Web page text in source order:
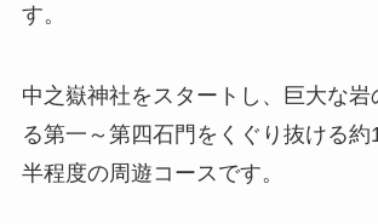
す。
中之嶽神社をスタートし、巨大な岩
る第一～第四石門をくぐり抜ける約
半程度の周遊コースです。